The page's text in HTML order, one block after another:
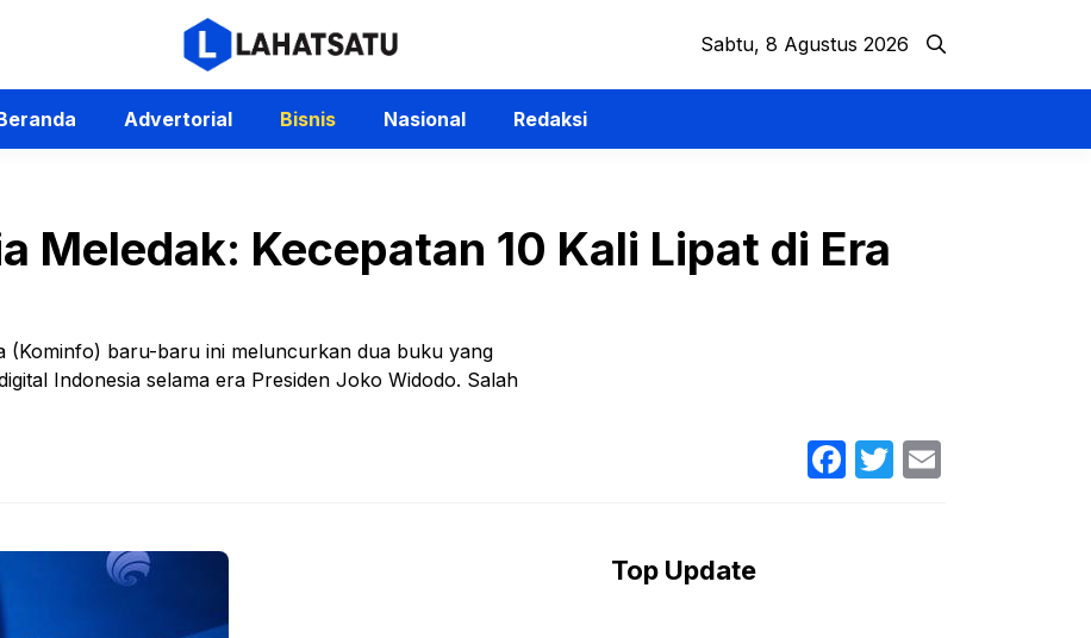
Sabtu, 8 Agustus 2026
Advertorial Bisnis Nasional Redaksi
Meledak: Kecepatan 10 Kali Lipat di Era
(Kominfo) baru-baru ini meluncurkan dua buku yang
Indonesia selama era Presiden Joko Widodo. Salah
Facebook
Twitter
Top Update